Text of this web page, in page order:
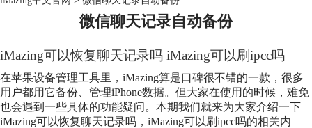
微信聊天记录自动备份
iMazing可以恢复聊天记录吗 iMazing可以刷ipcc吗
在苹果设备管理工具里，iMazing算是口碑很不错的一款，很多
用户都用它备份、管理iPhone数据。但大家在使用的时候，难免
也会遇到一些具体的功能疑问。本期我们就来为大家介绍一下
iMazing可以恢复聊天记录吗，iMazing可以刷ipcc吗的相关内